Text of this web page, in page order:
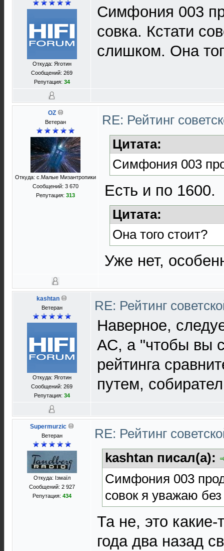
Откуда: Яготин
Сообщений: 269
Репутация: 34
Симфония 003
совка. Кстати
слишком. Она
OZ
Ветеран
Откуда: с.Малые Мизантропики
Сообщений: 3 670
Репутация: 313
RE: Рейтинг
Цитата:
Симфония 003
Есть и по 1600.
Цитата:
Она того стоит?
Уже нет,
kashtan
Ветеран
Откуда: Яготин
Сообщений: 269
Репутация: 34
RE: Рейтинг
Наверное,
АС, а "чтобы вы
рейтинга
путем,
Supermurzic
Ветеран
Откуда: Ізмаїл
Сообщений: 2 927
Репутация: 434
RE: Рейтинг
kashtan писал(а):
Симфония 003
совок я уважаю
Та не, это
года два назад